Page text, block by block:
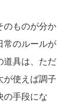
のものが分か
常のルールが
道具は、ただ
が使えば調子
の手段にな